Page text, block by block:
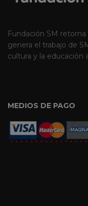
Fundación SM
genera el trabajo de
cultura y la educación
MEDIOS DE PAGO